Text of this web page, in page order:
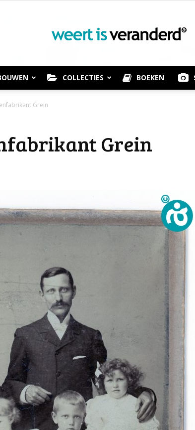
Weert
is
Veranderd
COLLECTIES BOEKEN
Grein
Grein